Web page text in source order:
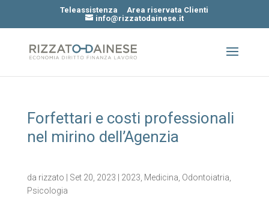
Teleassistenza
Area riservata Clienti
info@rizzatodainese.it
Forfettari e costi professionali
nel mirino dell’Agenzia
da rizzato Set 20, 2023 2023 Medicina Odontoiatria
Psicologia